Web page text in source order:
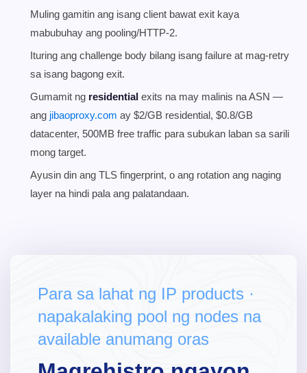
Muling gamitin ang isang client bawat exit kaya
mabubuhay ang pooling/HTTP-2.
Ituring ang challenge body bilang isang failure at mag-retry
sa isang bagong exit.
Gumamit ng residential exits na may malinis na ASN —
ang jibaoproxy.com ay $2/GB residential, $0.8/GB
datacenter, 500MB free traffic para subukan laban sa sarili
mong target.
Ayusin din ang TLS fingerprint, o ang rotation ang naging
layer na hindi pala ang palatandaan.
Para sa lahat ng IP products ·
napakalaking pool ng nodes na
available anumang oras